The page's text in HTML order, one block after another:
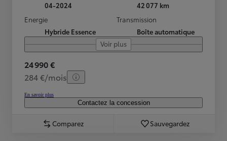
04-2024
42 077 km
Energie
Hybride Essence
Transmission
Boîte automatique
Voir plus
24 990 €
284 €/mois
En savoir plus
Contactez la concession
Comparez Sauvegardez